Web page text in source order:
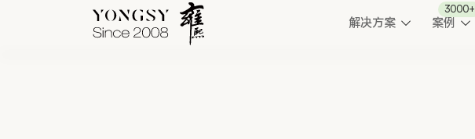
解决方案 案例
3000+